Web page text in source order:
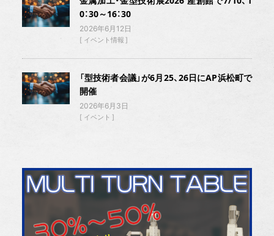
0：30～16：30
2026年6月12日
イベント情報
「型技術者会議」が6月25、26日にAP浜松町で
開催
2026年6月3日
イベント